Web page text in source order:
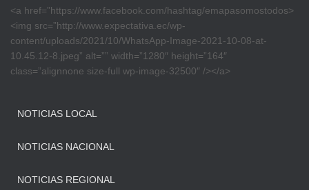
<a href=”https://www.facebook.com/hashtag/emapasomostodos>
<img src=”http://www.expectativa.ec/wp-
content/uploads/2021/10/WhatsApp-Image-2021-10-08-at-
10.45.12-8.jpeg” alt=”” width=”1280″ height=”164″
class=”alignnone size-full wp-image-32500″ /></a>
NOTICIAS LOCAL
NOTICIAS NACIONAL
NOTICIAS REGIONAL